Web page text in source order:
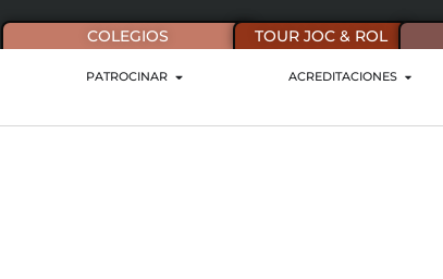
COLEGIOS TOUR JOC & ROL
PATROCINAR ACREDITACIONES